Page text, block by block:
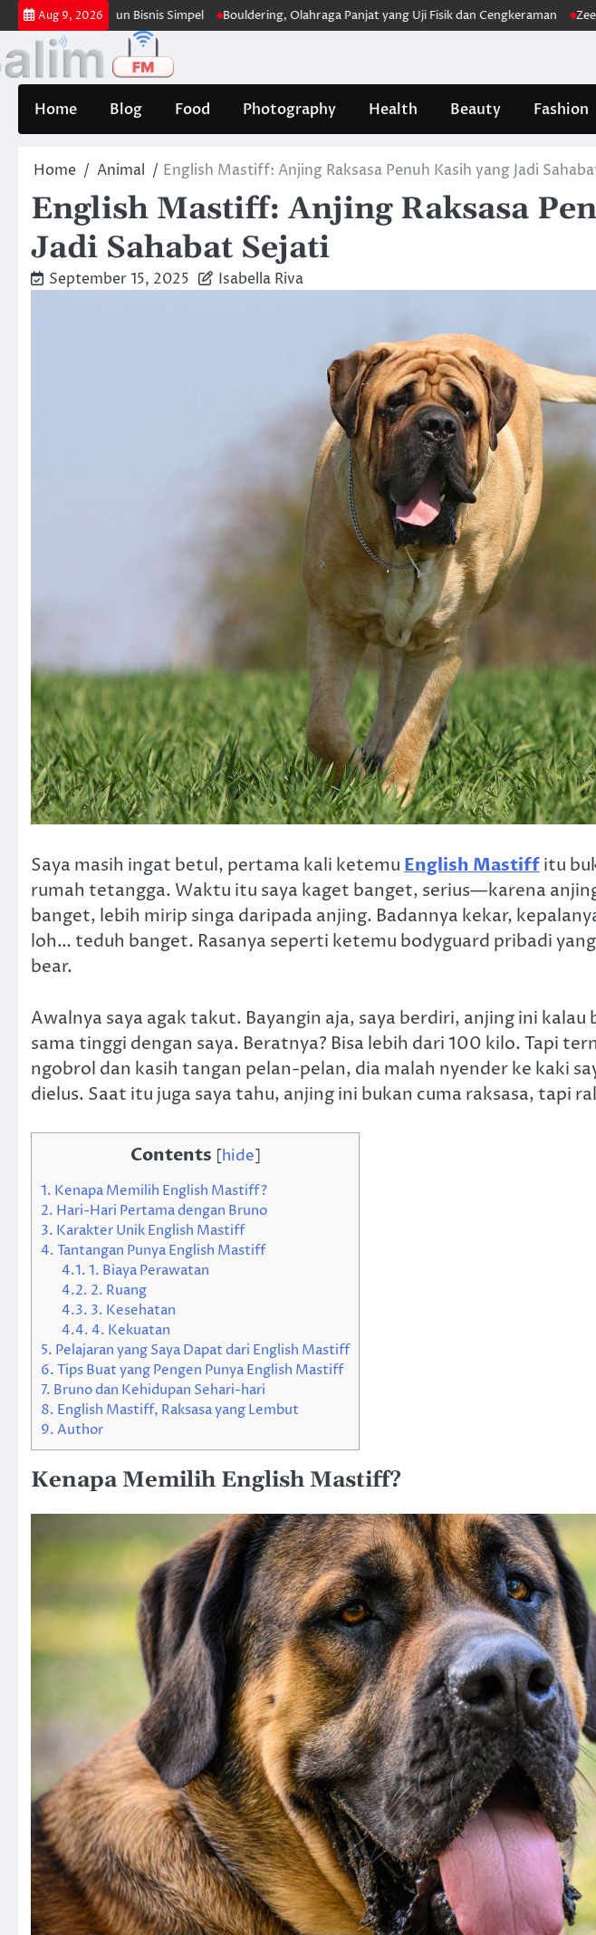
Skip
to
content
Aug 9, 2026
Membangun Bisnis Simpel Bouldering, Olahraga Panjat yang Uji Fisik dan Cengkeraman Zee Zee
Home Blog Food Photography Health Beauty Fashion
Home Animal English Mastiff: Anjing Raksasa Penuh Kasih yang Jadi
English Mastiff: Anjing Raksasa
Jadi Sahabat Sejati
September 15, 2025 Isabella Riva
Saya masih ingat betul, pertama kali ketemu English Mastiffitu
rumah tetangga. Waktu itu saya kaget banget, serius—karena
banget, lebih mirip singa daripada anjing. Badannya kekar,
loh… teduh banget. Rasanya seperti ketemu bodyguard pribadi
bear.
Awalnya saya agak takut. Bayangin aja, saya berdiri, anjing ini
sama tinggi dengan saya. Beratnya? Bisa lebih dari 100 kilo. Tapi
ngobrol dan kasih tangan pelan-pelan, dia malah nyender ke kaki
dielus. Saat itu juga saya tahu, anjing ini bukan cuma raksasa, tapi
Contents [hide]
1. Kenapa Memilih English Mastiff?
2. Hari-Hari Pertama dengan Bruno
3. Karakter Unik English Mastiff
4.Tantangan Punya English Mastiff
4.1.1. Biaya Perawatan
4.2. 2. Ruang
4.3. 3. Kesehatan
4.4.4. Kekuatan
5. Pelajaran yang Saya Dapat dari English Mastiff
6.Tips Buat yang Pengen Punya English Mastiff
7. Bruno dan Kehidupan Sehari-hari
8. English Mastiff, Raksasa yang Lembut
9.Author
Kenapa Memilih English Mastiff?